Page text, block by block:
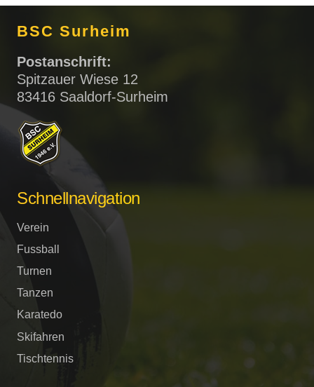
BSC Surheim
Postanschrift:
Spitzauer Wiese 12
83416 Saaldorf-Surheim
Schnellnavigation
Verein
Fussball
Turnen
Tanzen
Karatedo
Skifahren
Tischtennis